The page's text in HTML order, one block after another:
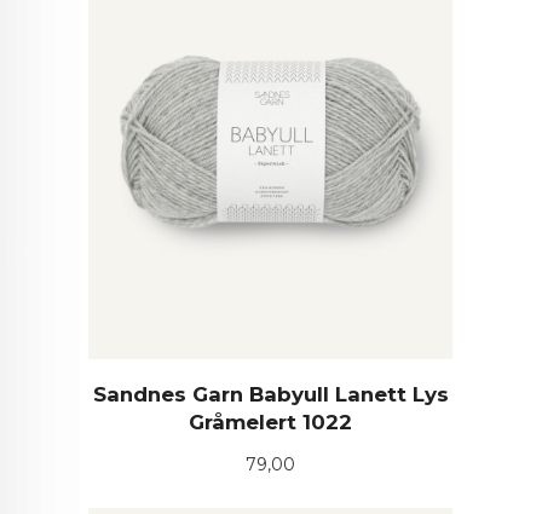
Sandnes Garn Babyull Lanett Lys
Gråmelert 1022
Pris
79,00